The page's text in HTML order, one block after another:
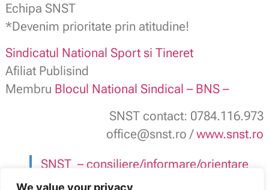
We value your privacy
Echipa SNST
*Devenim prioritate prin atitudine!
Sindicatul National Sport si Tineret
Afiliat Publisind
Membru Blocul National Sindical – BNS –
SNST contact: 0784.116.973
office@snst.ro /www.snst.ro
SNST – consiliere/informare/orientare
–mentorat & coaching